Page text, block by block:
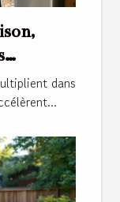
dans